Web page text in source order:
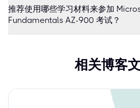
推荐使用哪些学习材料来参加
Fundamentals AZ-900 考试？
相关博客